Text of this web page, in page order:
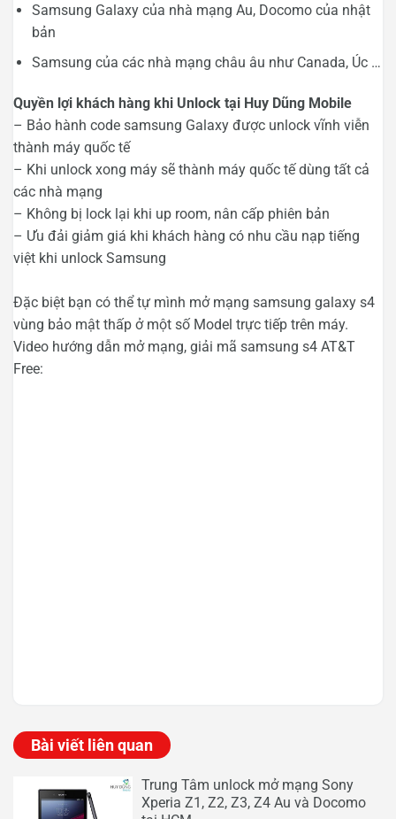
Samsung Galaxy của nhà mạng Au, Docomo của nhật
bản
Samsung của các nhà mạng châu âu như Canada, Úc …
Quyền lợi khách hàng khi Unlock tại Huy Dũng Mobile
– Bảo hành code samsung Galaxy được unlock vĩnh viễn
thành máy quốc tế
– Khi unlock xong máy sẽ thành máy quốc tế dùng tất cả
các nhà mạng
– Không bị lock lại khi up room, nân cấp phiên bản
– Ưu đải giảm giá khi khách hàng có nhu cầu nạp tiếng
việt khi unlock Samsung
Đặc biệt bạn có thể tự mình mở mạng samsung galaxy s4
vùng bảo mật thấp ở một số Model trực tiếp trên máy.
Video hướng dẫn mở mạng, giải mã samsung s4 AT&T
Free:
Bài viết liên quan
Trung Tâm unlock mở mạng Sony
Xperia Z1, Z2, Z3, Z4 Au và Docomo